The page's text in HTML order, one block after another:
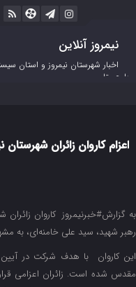
نیمروز آنلاین
اخبار شهرستان نیمروز و استان
بلوچستان
اعزام کاروان زائران
به گزارش#خبرنیمروز کاروان
رهبر شهید، سید علی خامنه‌ای، به
این کاروان با هدف شرکت در
مقدس شده است. زائران اعزامی